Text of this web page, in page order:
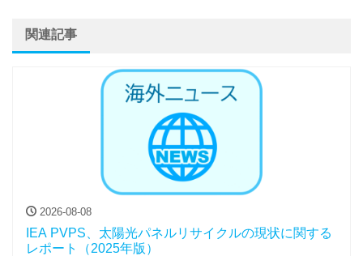
関連記事
2026-08-08
IEA PVPS、太陽光パネルリサイクルの現状に関する
レポート（2025年版）